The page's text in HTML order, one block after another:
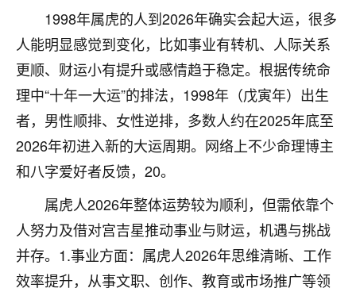
1998年属虎的人到2026年确实会起大运，很多
人能明显感觉到变化，比如事业有转机、人际关系
更顺、财运小有提升或感情趋于稳定。根据传统命
理中“十年一大运”的排法，1998年（戊寅年）出生
者，男性顺排、女性逆排，多数人约在2025年底至
2026年初进入新的大运周期。网络上不少命理博主
和八字爱好者反馈，20。
属虎人2026年整体运势较为顺利，但需依靠个
人努力及借对宫吉星推动事业与财运，机遇与挑战
并存。1.事业方面：属虎人2026年思维清晰、工作
效率提升，从事文职、创作、教育或市场推广等领
心若莲花
我是做餐饮的，这两年，生意屡屡受挫，店开一家关
一家，要么生意不好，生意好的就出事。前些年攒的
家底快败光了，真是倒霉！我也想找人看看到底怎么
回事？
鹿森：你可以找老师看看，人有时不服命不行
啊！
太阳当空赵：我也做餐饮的，生意不算大，但
是我从找店开始都是找慧来老师跟进的，选
址、风水、还有开业日子，哪哪都看了，虽然
大环境不好，但是我家生意还可以，前几天又
刚找老师做了补财库，希望财运更好一点！
2小时前 来自海南 18